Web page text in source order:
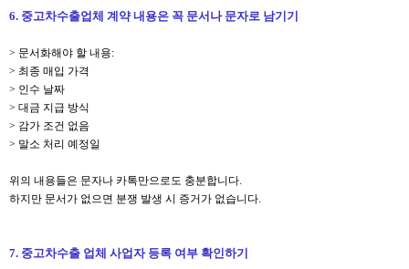
6. 중고차수출업체 계약 내용은 꼭 문서나 문자로 남기기
> 문서화해야 할 내용:
> 최종 매입 가격
> 인수 날짜
> 대금 지급 방식
> 감가 조건 없음
> 말소 처리 예정일
위의 내용들은 문자나 카톡만으로도 충분합니다.
하지만 문서가 없으면 분쟁 발생 시 증거가 없습니다.
7. 중고차수출 업체 사업자 등록 여부 확인하기